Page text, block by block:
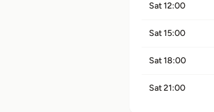
Sat 12:00
Sat 15:00
Sat 18:00
Sat 21:00